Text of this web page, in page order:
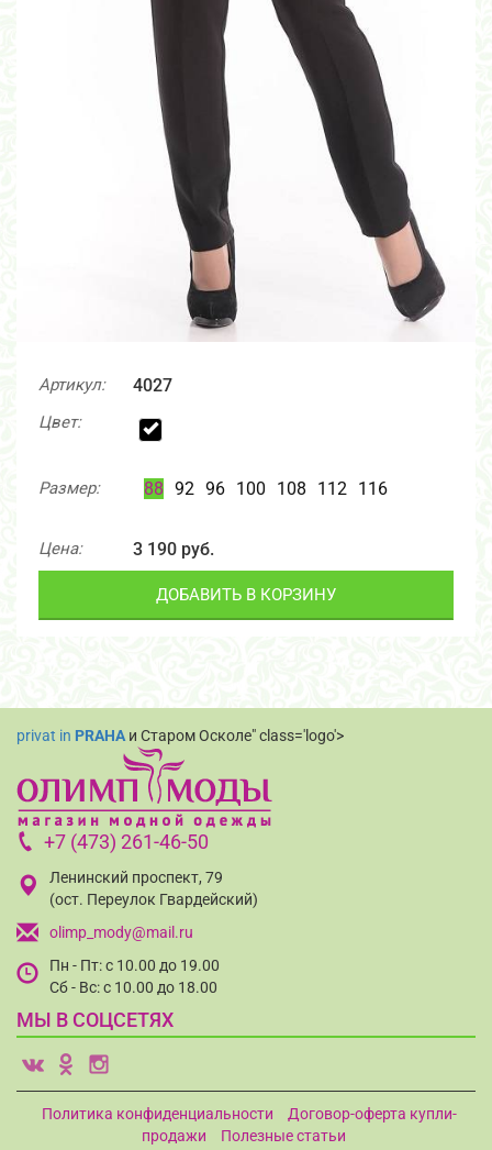
Артикул: 4027
Цвет:
Размер: 88 92 96 100 108 112 116
Цена: 3 190 руб.
ДОБАВИТЬ В КОРЗИНУ
privat in PRAHA и Старом Осколе" class='logo'>
+7 (473) 261-46-50
Ленинский проспект, 79
(ост. Переулок Гвардейский)
olimp_mody@mail.ru
Пн - Пт: с 10.00 до 19.00
Сб - Вс: с 10.00 до 18.00
МЫ В СОЦСЕТЯХ
v o i
Политика конфиденциальности
Договор-оферта купли-
продажи
Полезные статьи